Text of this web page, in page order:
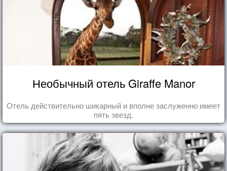
Необычный отель Giraffe Manor
Отель действительно шикарный и вполне заслуженно имеет
пять звезд.